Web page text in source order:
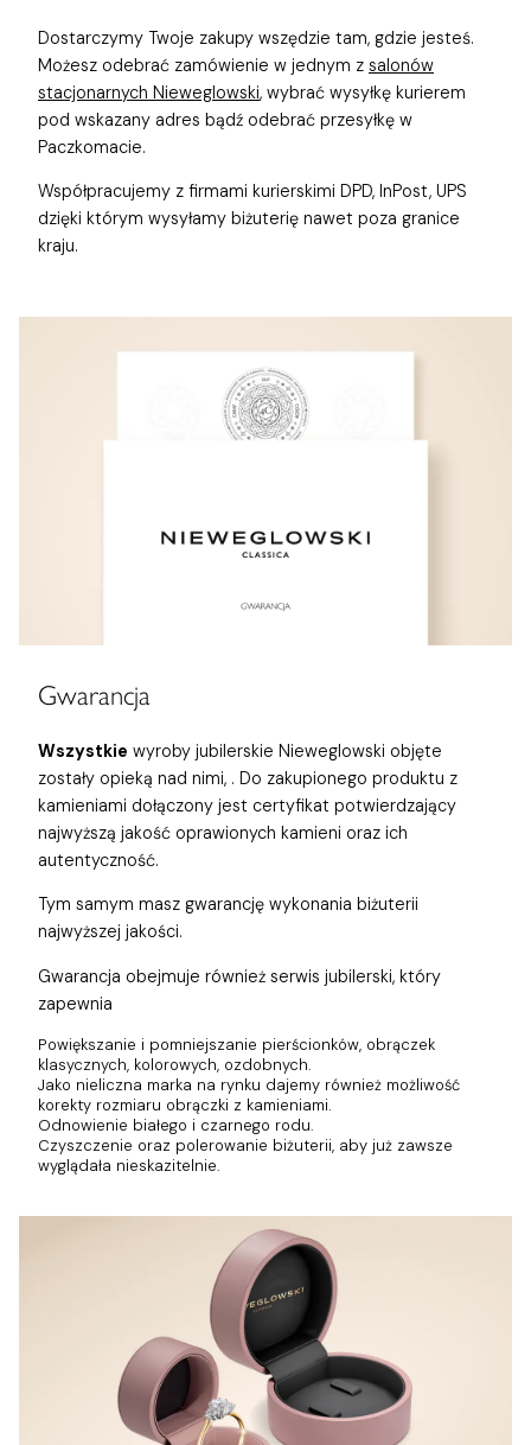
Dostarczymy Twoje zakupy wszędzie tam, gdzie jesteś.
Możesz odebrać zamówienie w jednym z salonów
stacjonarnych Nieweglowski, wybrać wysyłkę kurierem
pod wskazany adres bądź odebrać przesyłkę w
Paczkomacie.
Współpracujemy z firmami kurierskimi DPD, InPost, UPS
dzięki którym wysyłamy biżuterię nawet poza granice
kraju.
Gwarancja
Wszystkie wyroby jubilerskie Nieweglowski objęte
zostały opieką nad nimi, . Do zakupionego produktu z
kamieniami dołączony jest certyfikat potwierdzający
najwyższą jakość oprawionych kamieni oraz ich
autentyczność.
Tym samym masz gwarancję wykonania biżuterii
najwyższej jakości.
Gwarancja obejmuje również serwis jubilerski, który
zapewnia
Powiększanie i pomniejszanie pierścionków, obrączek
klasycznych, kolorowych, ozdobnych.
Jako nieliczna marka na rynku dajemy również możliwość
korekty rozmiaru obrączki z kamieniami.
Odnowienie białego i czarnego rodu.
Czyszczenie oraz polerowanie biżuterii, aby już zawsze
wyglądała nieskazitelnie.